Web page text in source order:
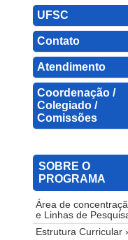
UFSC
Contato
Atendimento
Coordenação /
Colegiado /
Comissões
SOBRE O
PROGRAMA
Área de
e Linhas de
Estrutura Curricular